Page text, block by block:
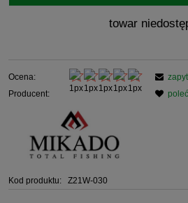
towar
Ocena:
Producent:
Kod produktu: Z21W-030